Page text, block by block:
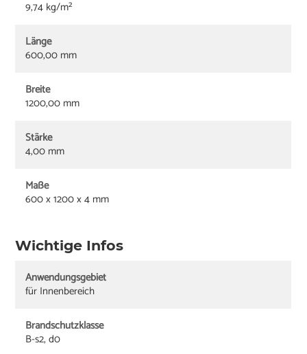
9,74 kg/m²
Länge
600,00 mm
Breite
1200,00 mm
Stärke
4,00 mm
Maße
600 x 1200 x 4 mm
Wichtige Infos
Anwendungsgebiet
für Innenbereich
Brandschutzklasse
B-s2, d0